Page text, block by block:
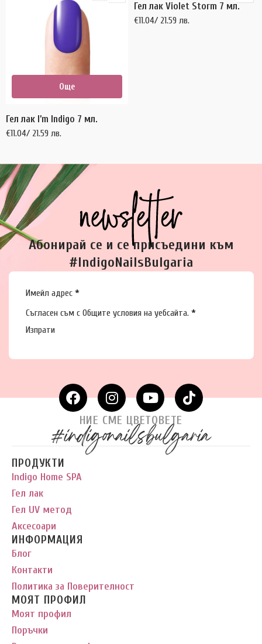
Още
Гел лак I’m Indigo 7 мл.
€11.04/ 21.59 лв.
Гел лак Violet Storm 7 мл.
€11.04/ 21.59 лв.
Абонирай се и се присъедини към
#IndigoNailsBulgaria
Section
Имейл адрес *
Съгласен съм с Общите условияна уебсайта. *
Изпрати
НИЕ СМЕ ЦВЕТОВЕТЕ
#indigonailsbulgaria
ПРОДУКТИ
Indigo Home SPA
Гел лак
Гел UV метод
Аксесоари
ИНФОРМАЦИЯ
Блог
Контакти
Политика за Поверителност
МОЯТ ПРОФИЛ
Моят профил
Поръчки